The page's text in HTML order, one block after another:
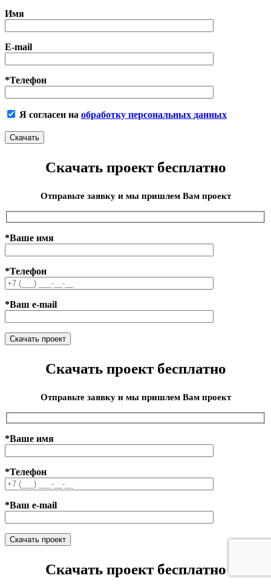
Имя
E-mail
*Телефон
Я согласен на обработку персональных данных
Скачать проект бесплатно
Отправьте заявку и мы пришлем Вам проект
*Ваше имя
*Телефон
*Ваш e-mail
Скачать проект бесплатно
Отправьте заявку и мы пришлем Вам проект
*Ваше имя
*Телефон
*Ваш e-mail
Скачать проект бесплатно